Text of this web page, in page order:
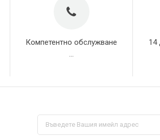
Компетентно обслужване 14
Абонирай
за